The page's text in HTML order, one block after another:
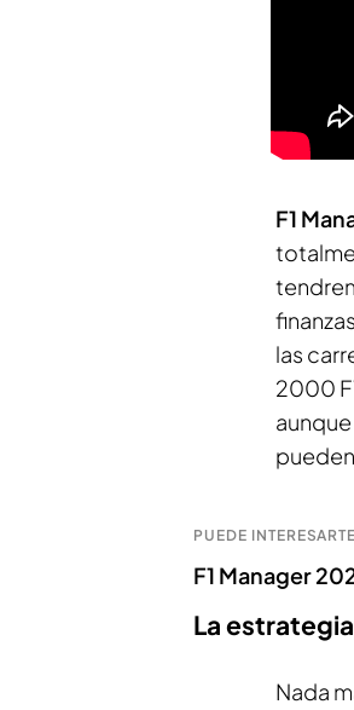
F1
las
2000
aunque
PUEDE INTERESARTE
F1 Manager
La
Nada